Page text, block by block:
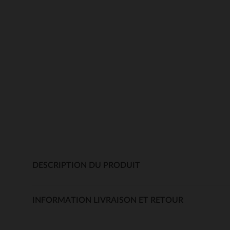
DESCRIPTION DU PRODUIT
INFORMATION LIVRAISON ET RETOUR